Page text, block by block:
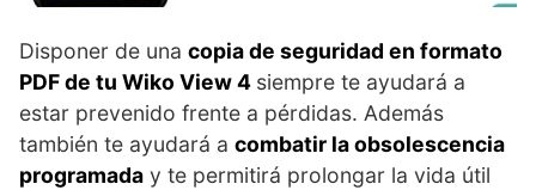
Disponer de una copia de seguridad en formato
PDF de tu Wiko View 4 siempre te ayudará a
estar prevenido frente a pérdidas. Además
también te ayudará a combatir la obsolescencia
programada y te permitirá prolongar la vida útil